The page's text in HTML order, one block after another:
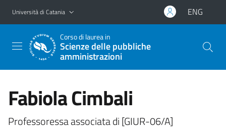
Vai al contenuto principale
Vai al menu di navigazione
Università di Catania ENG
Corso di laurea in
Scienze delle pubbliche
amministrazioni
Fabiola Cimbali
Professoressa associata di [GIUR-06/A]